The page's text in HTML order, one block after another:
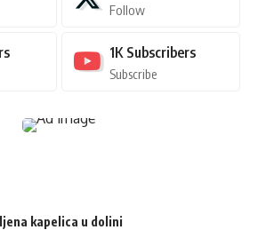
Follow
1K Subscribers
Subscribe
kapelica u dolini